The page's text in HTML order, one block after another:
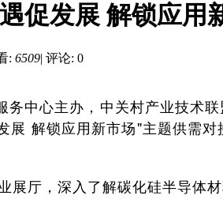
促发展 解锁应
: 6509| 评论: 0
中心主办，中关村产业技术
展 解锁应用新市场"主题供需
展厅，深入了解碳化硅半导体